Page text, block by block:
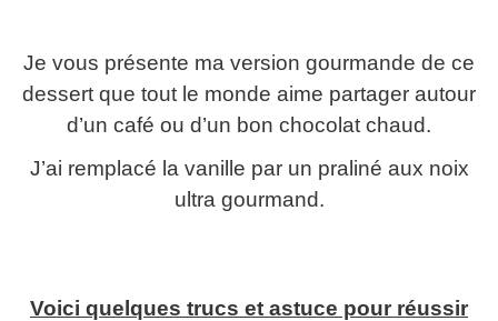
Je vous présente ma version gourmande de ce
dessert que tout le monde aime partager autour
d’un café ou d’un bon chocolat chaud.
J’ai remplacé la vanille par un praliné aux noix
ultra gourmand.
Voici quelques trucs et astuce pour réussir